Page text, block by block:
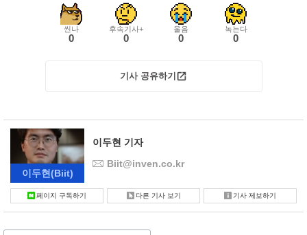
씬나
0
후속기사+
0
울음
0
녹는다
0
기사 공유하기
이두현(Biit)
이두현 기자
Biit@inven.co.kr
페이지 구독하기 다른 기사 보기 기사 제보하기